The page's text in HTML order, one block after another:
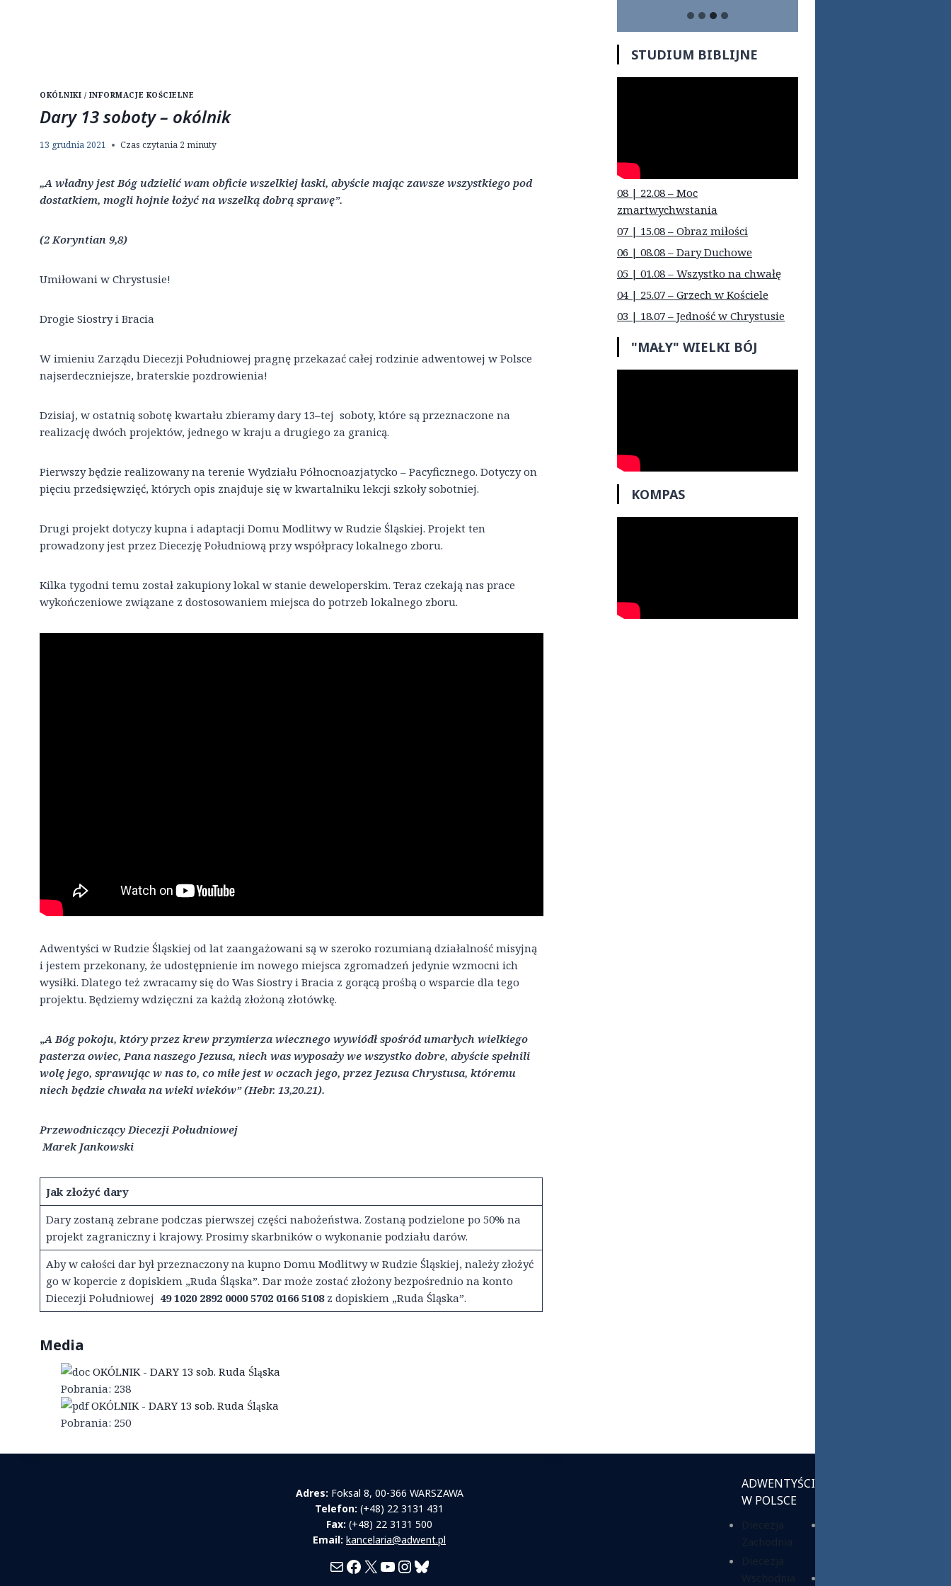
OKÓLNIKI / INFORMACJE KOŚCIELNE
Dary 13 soboty – okólnik
13 grudnia 2021 Czas czytania 2 minuty
„A władny jest Bóg udzielić wam obficie wszelkiej łaski, abyście mając zawsze wszystkiego pod
dostatkiem, mogli hojnie łożyć na wszelką dobrą sprawę”.
(2 Koryntian 9,8)
Umiłowani w Chrystusie!
Drogie Siostry i Bracia
W imieniu Zarządu Diecezji Południowej pragnę przekazać całej rodzinie adwentowej w Polsce
najserdeczniejsze, braterskie pozdrowienia!
Dzisiaj, w ostatnią sobotę kwartału zbieramy dary 13–tej soboty, które są przeznaczone na
realizację dwóch projektów, jednego w kraju a drugiego za granicą.
Pierwszy będzie realizowany na terenie Wydziału Północnoazjatycko – Pacyficznego. Dotyczy on
pięciu przedsięwzięć, których opis znajduje się w kwartalniku lekcji szkoły sobotniej.
Drugi projekt dotyczy kupna i adaptacji Domu Modlitwy w Rudzie Śląskiej. Projekt ten
prowadzony jest przez Diecezję Południową przy współpracy lokalnego zboru.
Kilka tygodni temu został zakupiony lokal w stanie deweloperskim. Teraz czekają nas prace
wykończeniowe związane z dostosowaniem miejsca do potrzeb lokalnego zboru.
Adwentyści w Rudzie Śląskiej od lat zaangażowani są w szeroko rozumianą działalność misyjną
i jestem przekonany, że udostępnienie im nowego miejsca zgromadzeń jedynie wzmocni ich
wysiłki. Dlatego też zwracamy się do Was Siostry i Bracia z gorącą prośbą o wsparcie dla tego
projektu. Będziemy wdzięczni za każdą złożoną złotówkę.
„A Bóg pokoju, który przez krew przymierza wiecznego wywiódł spośród umarłych wielkiego
pasterza owiec, Pana naszego Jezusa, niech was wyposaży we wszystko dobre, abyście spełnili
wolę jego, sprawując w nas to, co miłe jest w oczach jego, przez Jezusa Chrystusa, któremu
niech będzie chwała na wieki wieków” (Hebr. 13,20.21).
Przewodniczący Diecezji Południowej
Marek Jankowski
Jak złożyć dary
Dary zostaną zebrane podczas pierwszej części nabożeństwa. Zostaną podzielone po 50% na
projekt zagraniczny i krajowy. Prosimy skarbników o wykonanie podziału darów.
Aby w całości dar był przeznaczony na kupno Domu Modlitwy w Rudzie Śląskiej, należy złożyć
go w kopercie z dopiskiem „Ruda Śląska”. Dar może zostać złożony bezpośrednio na konto
Diecezji Południowej 49 1020 2892 0000 5702 0166 5108 z dopiskiem „Ruda Śląska”.
Media
OKÓLNIK - DARY 13 sob. Ruda Śląska
Pobrania: 238
OKÓLNIK - DARY 13 sob. Ruda Śląska
Pobrania: 250
STUDIUM BIBLIJNE
08 | 22.08 – Moc
zmartwychwstania
07 | 15.08 – Obraz miłości
06 | 08.08 – Dary Duchowe
05 | 01.08 – Wszystko na chwałę
04 | 25.07 – Grzech w Kościele
03 | 18.07 – Jedność w Chrystusie
"MAŁY" WIELKI BÓJ
KOMPAS
Adres: Foksal 8, 00-366 WARSZAWA
Telefon: (+48) 22 3131 431
Fax: (+48) 22 3131 500
Email: kancelaria@adwent.pl
MailFacebook
X YouTube
Instagram
Bluesky
ADWENTYŚCI
W POLSCE